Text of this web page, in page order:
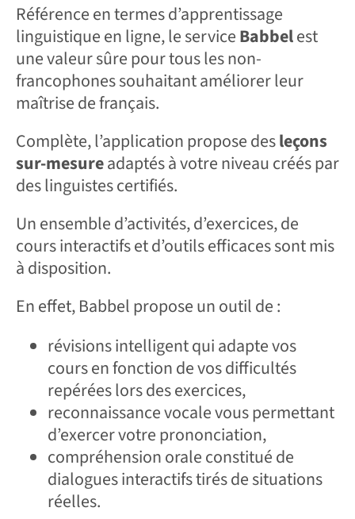
Référence en termes d’apprentissage
linguistique en ligne, le serviceBabbelest
une valeur sûre pour tous les non-
francophones souhaitant améliorer leur
maîtrise de français.
Complète, l’application propose desleçons
sur-mesureadaptés à votre niveau créés par
des linguistes certifiés.
Un ensemble d’activités, d’exercices, de
cours interactifs et d’outils efficaces sont mis
à disposition.
En effet, Babbel propose un outil de :
révisions intelligent qui adapte vos
cours en fonction de vos difficultés
repérées lors des exercices,
reconnaissance vocale vous permettant
d’exercer votre prononciation,
compréhension orale constitué de
dialogues interactifs tirés de situations
réelles.